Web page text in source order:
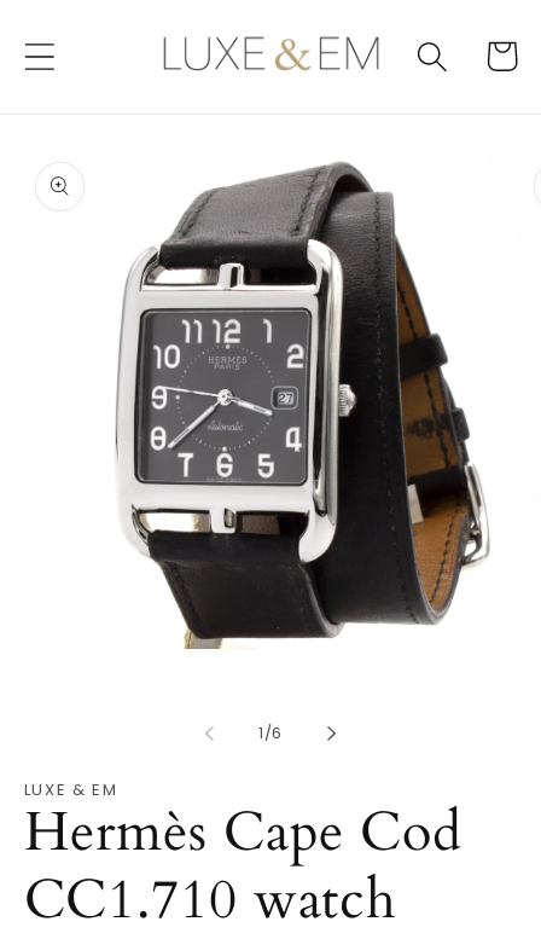
content
Cart
Skip to
product
information
1/of
6
LUXE & EM
Hermès Cape Cod
CC1.710 watch